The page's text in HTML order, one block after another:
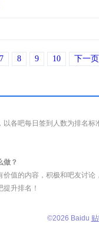
7 8 9 10 下一页
以各吧每日签到人数为排名
做？
值的内容，积极和吧友讨
升排名！
©2026 Baidu